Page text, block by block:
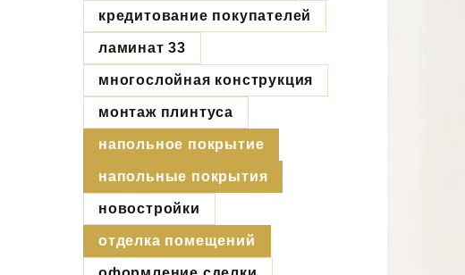
кредитование покупателей
ламинат 33
многослойная конструкция
монтаж плинтуса
напольное покрытие
напольные покрытия
новостройки
отделка помещений